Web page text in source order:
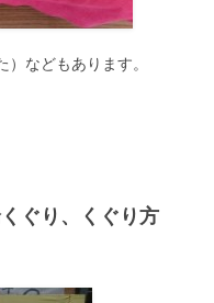
などもあります。
ぐり、くぐり方